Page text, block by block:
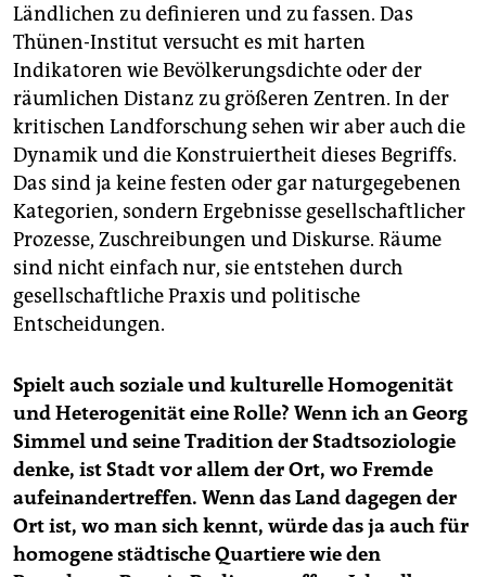
Ländlichen zu definieren und zu fassen. Das
Thünen-Institut versucht es mit harten
Indikatoren wie Bevölkerungsdichte oder der
räumlichen Distanz zu größeren Zentren. In der
kritischen Landforschung sehen wir aber auch die
Dynamik und die Konstruiertheit dieses Begriffs.
Das sind ja keine festen oder gar naturgegebenen
Kategorien, sondern Ergebnisse gesellschaftlicher
Prozesse, Zuschreibungen und Diskurse. Räume
sind nicht einfach nur, sie entstehen durch
gesellschaftliche Praxis und politische
Entscheidungen.
Spielt auch soziale und kulturelle Homogenität
und Heterogenität eine Rolle? Wenn ich an Georg
Simmel und seine Tradition der Stadtsoziologie
denke, ist Stadt vor allem der Ort, wo Fremde
aufeinandertreffen. Wenn das Land dagegen der
Ort ist, wo man sich kennt, würde das ja auch für
homogene städtische Quartiere wie den